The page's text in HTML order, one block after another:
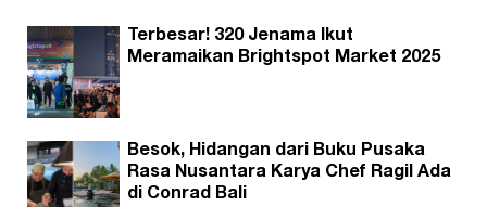
Terbesar! 320 Jenama Ikut
Meramaikan Brightspot Market 2025
Besok, Hidangan dari Buku Pusaka
Rasa Nusantara Karya Chef Ragil Ada
di Conrad Bali